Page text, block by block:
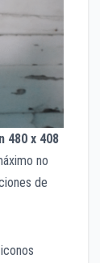
480 x 408
no
de